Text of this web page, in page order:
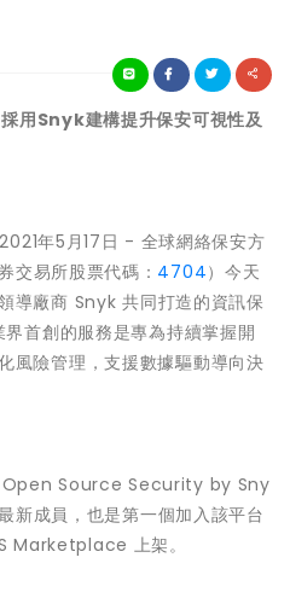
Snyk建構提升保安可視性及
年5月17日 - 全球網絡保安方
交易所股票代碼： 4704）今天
導廠商 Snyk 共同打造的資訊保
首創的服務是專為持續掌握開
風險管理，支援數據驅動導向決
Source Security by Sny
成員，也是第一個加入該平台
Marketplace 上架。